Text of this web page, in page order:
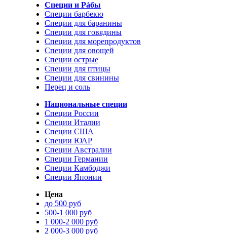
Специи и Рáбы
Специи барбекю
Специи для баранины
Специи для говядины
Специи для морепродуктов
Специи для овощей
Специи острые
Специи для птицы
Специи для свинины
Перец и соль
Национальные специи
Специи России
Специи Италии
Специи США
Специи ЮАР
Специи Австралии
Специи Германии
Специи Камбоджи
Специи Японии
Цена
до 500 руб
500-1 000 руб
1 000-2 000 руб
2 000-3 000 руб